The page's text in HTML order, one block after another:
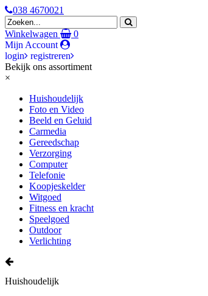
038 4670021
Winkelwagen
0
Mijn Account
login
registreren
Bekijk ons assortiment
×
Huishoudelijk
Foto en Video
Beeld en Geluid
Carmedia
Gereedschap
Verzorging
Computer
Telefonie
Koopjeskelder
Witgoed
Fitness en kracht
Speelgoed
Outdoor
Verlichting
Huishoudelijk